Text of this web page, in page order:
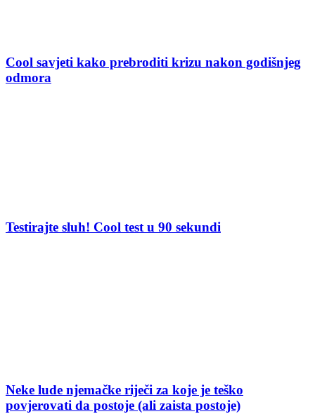
Cool savjeti kako prebroditi krizu nakon godišnjeg
odmora
Testirajte sluh! Cool test u 90 sekundi
Neke lude njemačke riječi za koje je teško
povjerovati da postoje (ali zaista postoje)